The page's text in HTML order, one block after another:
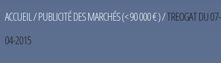
ACCUEIL/PUBLICITÉ DES MARCHÉS (< 90 000 € )/TREOGAT DU 07-
04-2015